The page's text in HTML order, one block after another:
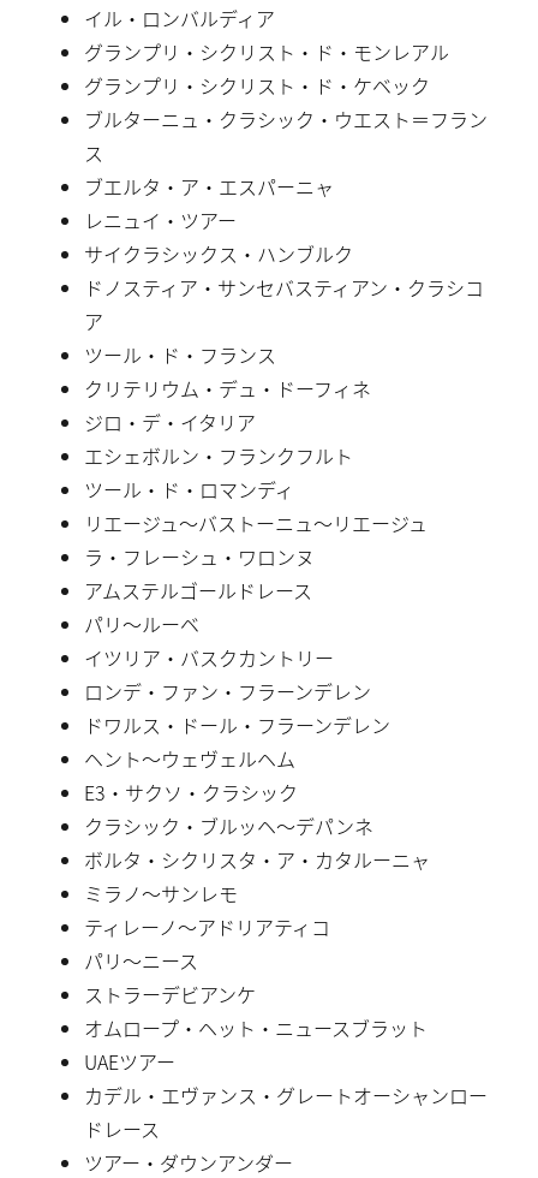
イル・ロンバルディア
グランプリ・シクリスト・ド・モンレアル
グランプリ・シクリスト・ド・ケベック
ブルターニュ・クラシック・ウエスト＝フラン
ス
ブエルタ・ア・エスパーニャ
レニュイ・ツアー
サイクラシックス・ハンブルク
ドノスティア・サンセバスティアン・クラシコ
ア
ツール・ド・フランス
クリテリウム・デュ・ドーフィネ
ジロ・デ・イタリア
エシェボルン・フランクフルト
ツール・ド・ロマンディ
リエージュ〜バストーニュ〜リエージュ
ラ・フレーシュ・ワロンヌ
アムステルゴールドレース
パリ〜ルーベ
イツリア・バスクカントリー
ロンデ・ファン・フラーンデレン
ドワルス・ドール・フラーンデレン
ヘント〜ウェヴェルヘム
E3・サクソ・クラシック
クラシック・ブルッヘ〜デパンネ
ボルタ・シクリスタ・ア・カタルーニャ
ミラノ〜サンレモ
ティレーノ〜アドリアティコ
パリ〜ニース
ストラーデビアンケ
オムロープ・ヘット・ニュースブラット
UAEツアー
カデル・エヴァンス・グレートオーシャンロー
ドレース
ツアー・ダウンアンダー